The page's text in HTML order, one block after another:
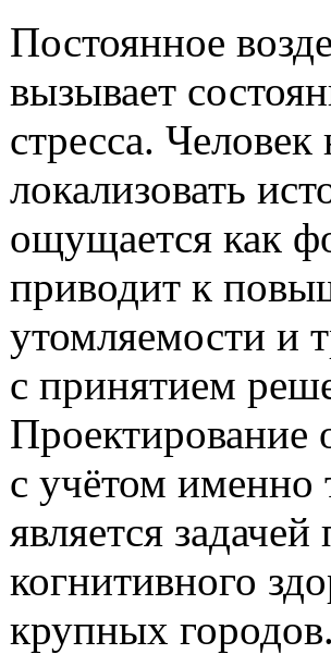
Постоянное
вызывает
стресса.
локализовать
ощущается как
приводит к
утомляемости и
с принятием
Проектирование
с учётом именно
является
когнитивного
крупных городов.